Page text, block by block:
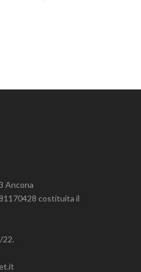
Ancona
costituita il
22.